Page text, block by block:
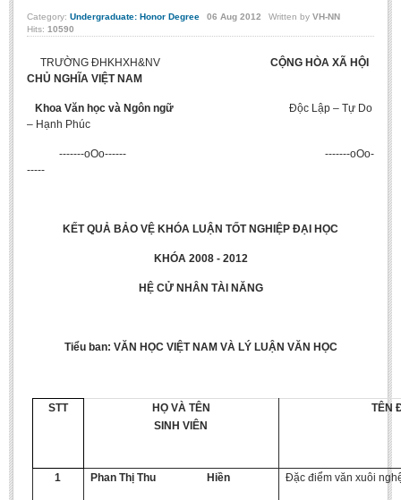
Department of Foreign Literatures and Comparative Literature
Department of Sinology-Nom Studies
Department of Arts Studies
Images - Events
ACADEMIC
Sinology & Nom
Vietnamese Folk Culture
Literary Theory & Criticism
Foreign Literatures & Comparative Literature
Category: Undergraduate: Honor Degree 06 Aug 2012 Written by VH-NN
Hits: 10590
TRƯỜNG ĐHKHXH&NV
CỘNG HÒA XÃ HỘI
CHỦ NGHĨA VIỆT NAM
Khoa Văn học và Ngôn ngữ
Độc Lập – Tự Do
– Hạnh Phúc
-------oOo------ -------oOo-
-----
KẾT QUẢ BẢO VỆ KHÓA LUẬN TỐT NGHIỆP ĐẠI HỌC
KHÓA 2008 - 2012
HỆ CỬ NHÂN TÀI NĂNG
Tiểu ban: VĂN HỌC VIỆT NAM VÀ LÝ LUẬN VĂN HỌC
STT
HỌ VÀ TÊN
SINH VIÊN
TÊN
1 Phan Thị Thu Hiền Đặc điểm văn xuôi